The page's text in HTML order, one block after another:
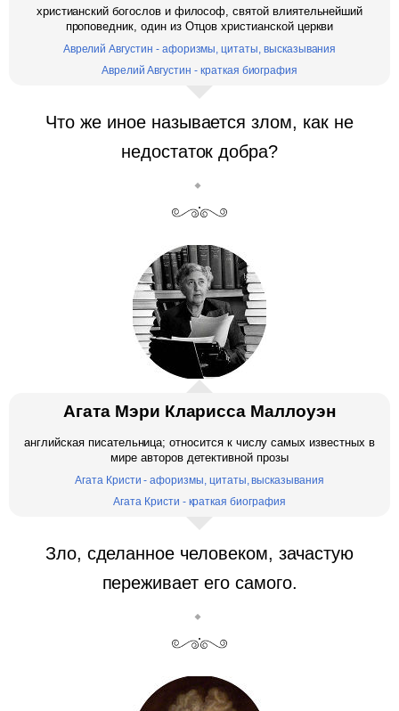
христианский богослов и философ, святой влиятельнейший
проповедник, один из Отцов христианской церкви
Аврелий Августин - афоризмы, цитаты, высказывания
Аврелий Августин - краткая биография
Что же иное называется злом, как не
недостаток добра?
Агата Мэри Кларисса Маллоуэн
английская писательница; относится к числу самых известных в
мире авторов детективной прозы
Агата Кристи - афоризмы, цитаты, высказывания
Агата Кристи - краткая биография
Зло, сделанное человеком, зачастую
переживает его самого.